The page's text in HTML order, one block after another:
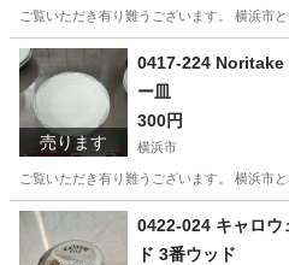
ご覧いただき有り難うございます。 横浜
神奈川 横浜市
売ります
0417-224 Noritake
ー皿
300円
横浜市
ご覧いただき有り難うございます。 横浜
神奈川 横浜市 リユー
0422-024 キャロウ
ド 3番ウッド